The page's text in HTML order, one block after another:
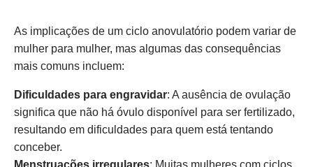
As implicações de um ciclo anovulatório podem variar de
mulher para mulher, mas algumas das consequências
mais comuns incluem:
Dificuldades para engravidar: A ausência de ovulação
significa que não há óvulo disponível para ser fertilizado,
resultando em dificuldades para quem está tentando
conceber.
Menstruações irregulares: Muitas mulheres com ciclos